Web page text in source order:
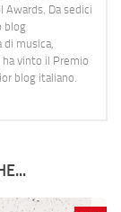
Awards. Da sedici
blog
musica,
vinto il Premio
blog italiano.